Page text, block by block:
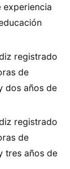
experiencia
registrado
de
dos años de
registrado
de
tres años de